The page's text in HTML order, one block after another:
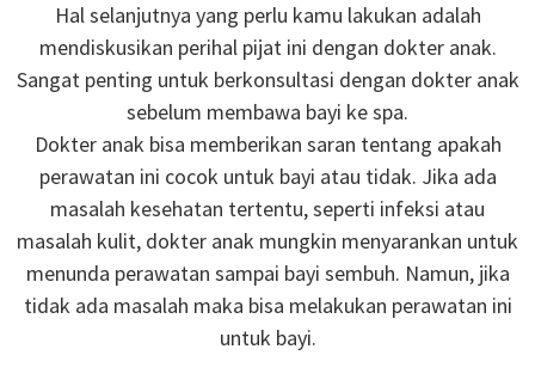
Hal selanjutnya yang perlu kamu lakukan adalah
mendiskusikan perihal pijat ini dengan dokter anak.
Sangat penting untuk berkonsultasi dengan dokter anak
sebelum membawa bayi ke spa.
Dokter anak bisa memberikan saran tentang apakah
perawatan ini cocok untuk bayi atau tidak. Jika ada
masalah kesehatan tertentu, seperti infeksi atau
masalah kulit, dokter anak mungkin menyarankan untuk
menunda perawatan sampai bayi sembuh. Namun, jika
tidak ada masalah maka bisa melakukan perawatan ini
untuk bayi.